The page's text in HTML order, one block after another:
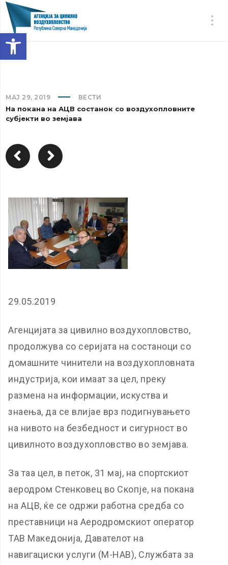
Open toolbar
МАЈ 29, 2019 ВЕСТИ
На покана на АЦВ состанок со воздухопловните
субјекти во земјава
29.05.2019
Агенцијата за цивилно воздухопловство,
продолжува со серијата на состаноци со
домашните чинители на воздухопловната
индустрија, кои имаат за цел, преку
размена на информации, искуства и
знаења, да се влијае врз подигнувањето
на нивото на безбедност и сигурност во
цивилното воздухопловство во земјава.
За таа цел, в петок, 31 мај, на спортскиот
аеродром Стенковец во Скопје, на покана
на АЦВ, ќе се одржи работна средба со
преставници на Аеродромскиот оператор
ТАВ Македонија, Давателот на
навигациски услуги (М-НАВ), Службата за